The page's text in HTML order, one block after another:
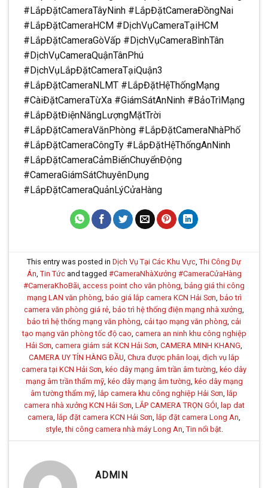
#LắpĐặtCameraTâyNinh #LắpĐặtCameraĐồngNai
#LắpĐặtCameraHCM #DịchVụCameraTạiHCM
#LắpĐặtCameraGòVấp #DịchVụCameraBìnhTân
#DịchVụCameraQuậnTânPhú
#DịchVụLắpĐặtCameraTạiQuận3
#LắpĐặtCameraNLMT #LắpĐặtHệThốngMạng
#CàiĐặtCameraTừXa #GiámSátAnNinh #BảoTrìMạng
#LắpĐặtĐiệnNăngLượngMặtTrời
#LắpĐặtCameraVănPhòng #LắpĐặtCameraNhàPhố
#LắpĐặtCameraCôngTy #LắpĐặtHệThốngAnNinh
#LắpĐặtCameraCảmBiếnChuyểnĐộng
#CameraGiámSátChuyênDụng
#LắpĐặtCameraQuảnLýCửaHàng
This entry was posted in Dịch Vụ Tại Các Khu Vực Thi Công Dự
Án Tin Tứcand tagged #CameraNhàXưởng #CameraCửaHàng
#CameraKhoBãi access point cho văn phòng bảng giá thi công
mạng LAN văn phòng báo giá lắp camera KCN Hải Sơn bảo trì
camera văn phòng giá rẻ bảo trì hệ thống điện mạng nhà xưởng
bảo trì hệ thống mạng văn phòng cải tạo mạng văn phòng cải
tạo mạng văn phòng tốc độ cao camera an ninh khu công nghiệp
Hải Sơn camera giám sát KCN Hải Sơn CAMERA MINH KHANG
CAMERA UY TÍN HÀNG ĐẦU Chưa được phân loại dịch vụ lắp
camera tại KCN Hải Sơn kéo dây mạng âm trần âm tường kéo dây
mạng âm trần thẩm mỹ, kéo dây mạng âm tường kéo dây mạng
âm tường thẩm mỹ lắp camera khu công nghiệp Hải Sơn
lắp
camera nhà xưởng KCN Hải Sơn LẮP CAMERA TRỌN GÓI
lap dat
camera
lắp đặt camera KCN Hải Sơn lắp đặt camera Long An
style,thi công camera nhà máy Long An Tin nổi bật.
ADMIN